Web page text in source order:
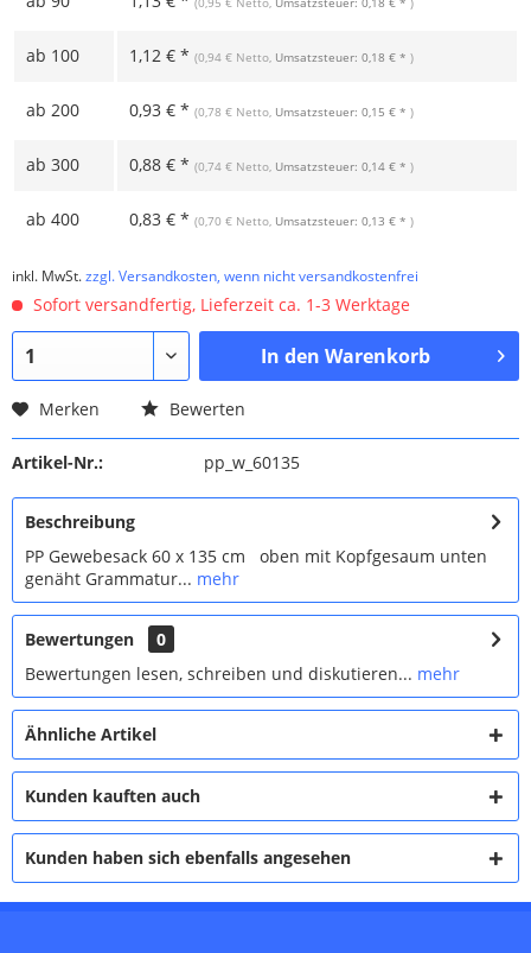
ab 100 1,12 € * (0,94 € Netto, Umsatzsteuer: 0,18 € * )
ab 200 0,93 € * (0,78 € Netto, Umsatzsteuer: 0,15 € * )
ab 300 0,88 € * (0,74 € Netto, Umsatzsteuer: 0,14 € * )
ab 400 0,83 € * (0,70 € Netto, Umsatzsteuer: 0,13 € * )
inkl. MwSt.zzgl. Versandkosten, wenn nicht versandkostenfrei
Sofort versandfertig, Lieferzeit ca. 1-3 Werktage
In den Warenkorb
Merken Bewerten
Artikel-Nr.: pp_w_60135
Beschreibung
PP Gewebesack 60 x 135 cm oben mit Kopfgesaum unten
genäht Grammatur... mehr
Bewertungen
0
Bewertungen lesen, schreiben und diskutieren... mehr
Ähnliche Artikel
Kunden kauften auch
Kunden haben sich ebenfalls angesehen